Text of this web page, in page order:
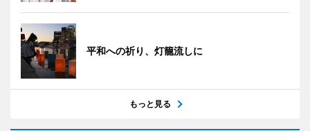
平和への祈り、灯籠流しに
もっと見る